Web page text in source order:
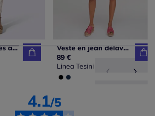
Jeans cinq poches avec cordon à nouer à la taille
Veste en jean délavée à col classique et manches retroussables
89 €
Linea Tesini
4.1/5